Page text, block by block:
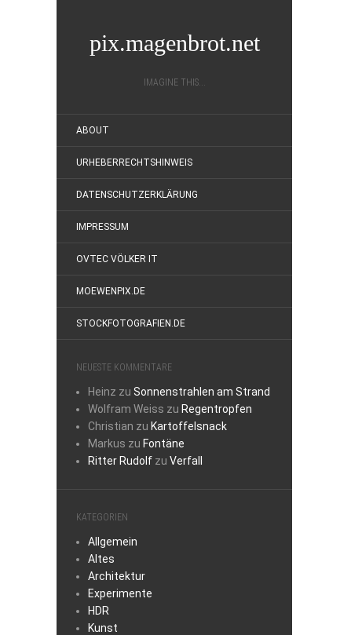
pix.magenbrot.net
IMAGINE THIS...
ABOUT
URHEBERRECHTSHINWEIS
DATENSCHUTZERKLÄRUNG
IMPRESSUM
OVTEC VÖLKER IT
MOEWENPIX.DE
STOCKFOTOGRAFIEN.DE
NEUESTE KOMMENTARE
Heinz zu Sonnenstrahlen am Strand
Wolfram Weiss zu Regentropfen
Christian zu Kartoffelsnack
Markus zu Fontäne
Ritter Rudolf zu Verfall
KATEGORIEN
Allgemein
Altes
Architektur
Experimente
HDR
Kunst